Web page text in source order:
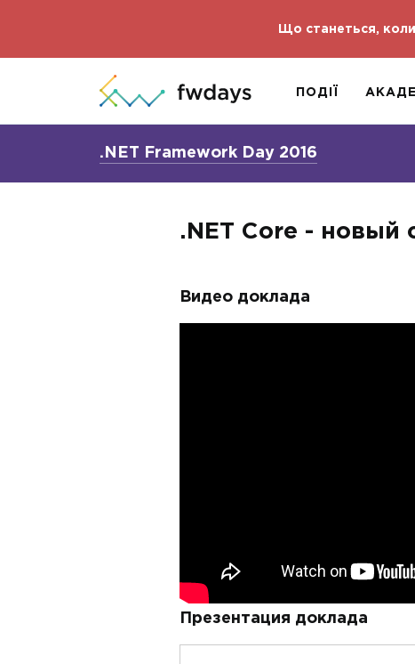
Що станеться,
ПОДІЇ
.NET Framework Day 2016
.NET Core - новый
Видео доклада
Презентация доклада